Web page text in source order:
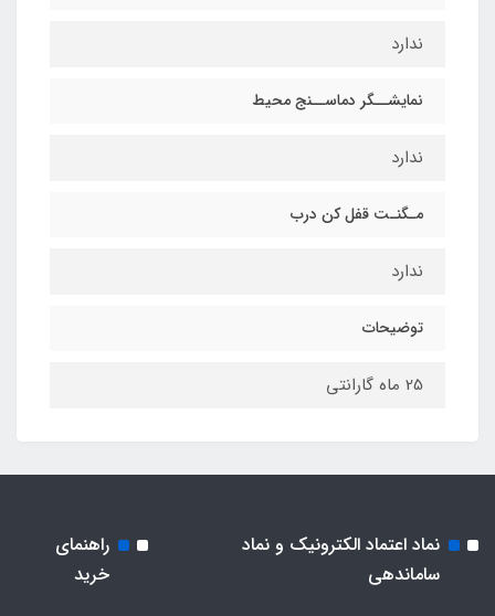
ندارد
نمایشــگر دماســنج محیط
ندارد
مـگنـت قفل کن درب
ندارد
توضیحات
25 ماه گارانتی
نماد اعتماد الکترونیک و نماد
ساماندهی
راهنمای
خرید